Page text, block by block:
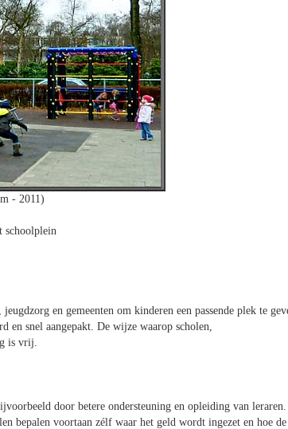
- 2011)
schoolplein
en gemeenten om kinderen een passende plek te
en snel aangepakt. De wijze waarop scholen,
is vrij.
door betere ondersteuning en opleiding van leraren.
bepalen voortaan zélf waar het geld wordt ingezet en hoe de